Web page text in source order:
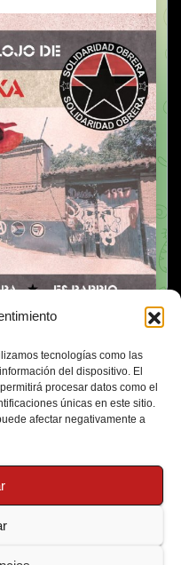
tecnologías como las
del dispositivo. El
procesar datos como el
únicas en este sitio.
afectar negativamente a